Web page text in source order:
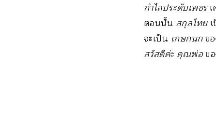
กำไลประดับเพชรเ
ตอนนั้น สกุลไทยเ
จะเป็น เกษกนกขอ
สวัสดีค่ะ คุณพ่อขอ